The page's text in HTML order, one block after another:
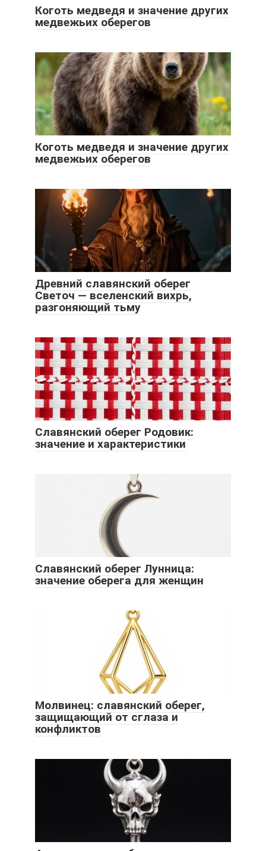
Коготь медведя и значение других
медвежьих оберегов
Коготь медведя и значение других
медвежьих оберегов
Древний славянский оберег
Светоч — вселенский вихрь,
разгоняющий тьму
Славянский оберег Родовик:
значение и характеристики
Славянский оберег Лунница:
значение оберега для женщин
Молвинец: славянский оберег,
защищающий от сглаза и
конфликтов